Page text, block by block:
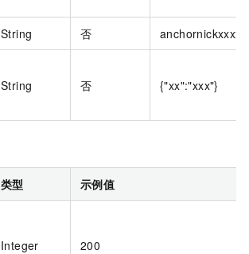
String 否 anchornickxxxx
String 否 {"xx":"xxx"}
类型 示例值
Integer 200